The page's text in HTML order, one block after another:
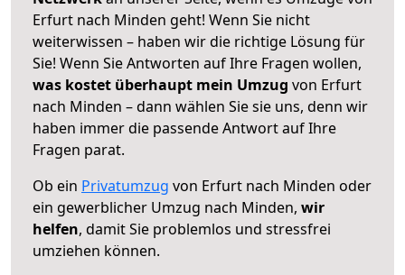
Erfurt nach Minden geht! Wenn Sie nicht
weiterwissen – haben wir die richtige Lösung für
Sie! Wenn Sie Antworten auf Ihre Fragen wollen,
was kostet überhaupt mein Umzug von Erfurt
nach Minden – dann wählen Sie sie uns, denn wir
haben immer die passende Antwort auf Ihre
Fragen parat.
Ob ein Privatumzug von Erfurt nach Minden oder
ein gewerblicher Umzug nach Minden, wir
helfen, damit Sie problemlos und stressfrei
umziehen können.